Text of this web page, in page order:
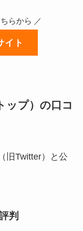
らから ／
イト
ップ）の口コ
旧Twitter）と公
判